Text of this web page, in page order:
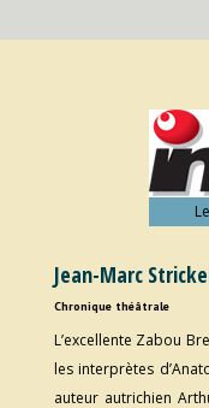
Jean-Marc
Chronique théâtrale
L’excellente Zabou
les interprètes
auteur autrichien